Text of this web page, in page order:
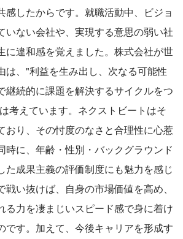
感したからです。就職活動中、ビジョ
いない会社や、実現する意思の弱い社
に違和感を覚えました。株式会社が世
は、"利益を生み出し、次なる可能性
継続的に課題を解決するサイクルをつ
考えています。ネクストビートはそ
おり、その忖度のなさと合理性に心惹
時に、年齢・性別・バックグラウンド
た成果主義の評価制度にも魅力を感じ
戦い抜けば、自身の市場価値を高め、
る力を凄まじいスピード感で身に着け
です。加えて、今後キャリアを形成す